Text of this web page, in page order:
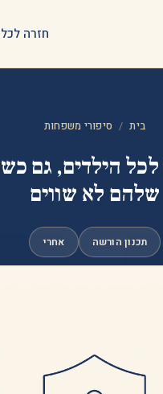
חזרה
בית / סיפורי משפחות
לכל הילדים, גם
שלהם לא שווים
תכנון הורשה אחרי